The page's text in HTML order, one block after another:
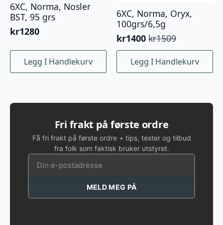
6XC, Norma, Nosler
BST, 95 grs
kr1280
Legg I Handlekurv
6XC, Norma, Oryx,
100grs/6,5g
kr1509
Opprinnelig
pris
var:
kr1509.
kr1400
Nåværende
pris
kr1400.
Legg I Handlekurv
Fri frakt på første ordre
Få fri frakt på første ordre + tips, tester og tilbud
fra folk som faktisk bruker utstyret.
MELD MEG PÅ